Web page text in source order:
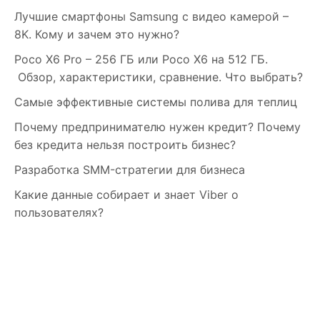
Лучшие смартфоны Samsung c видео камерой –
8K. Кому и зачем это нужно?
Poco X6 Pro – 256 ГБ или Poco X6 на 512 ГБ.
Обзор, характеристики, сравнение. Что выбрать?
Самые эффективные системы полива для теплиц
Почему предпринимателю нужен кредит? Почему
без кредита нельзя построить бизнес?
Разработка SMM-стратегии для бизнеса
Какие данные собирает и знает Viber о
пользователях?